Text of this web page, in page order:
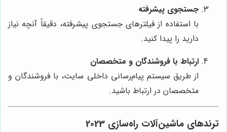
جستجوی پیشرفته
با استفاده از فیلترهای جستجوی پیشرفته، دقیقاً آنچه نیاز
دارید را پیدا کنید.
ارتباط با فروشندگان و متخصصان
از طریق سیستم پیام‌رسانی داخلی سایت، با فروشندگان و
متخصصان در ارتباط باشید.
ترندهای ماشین‌آلات راه‌سازی 2023